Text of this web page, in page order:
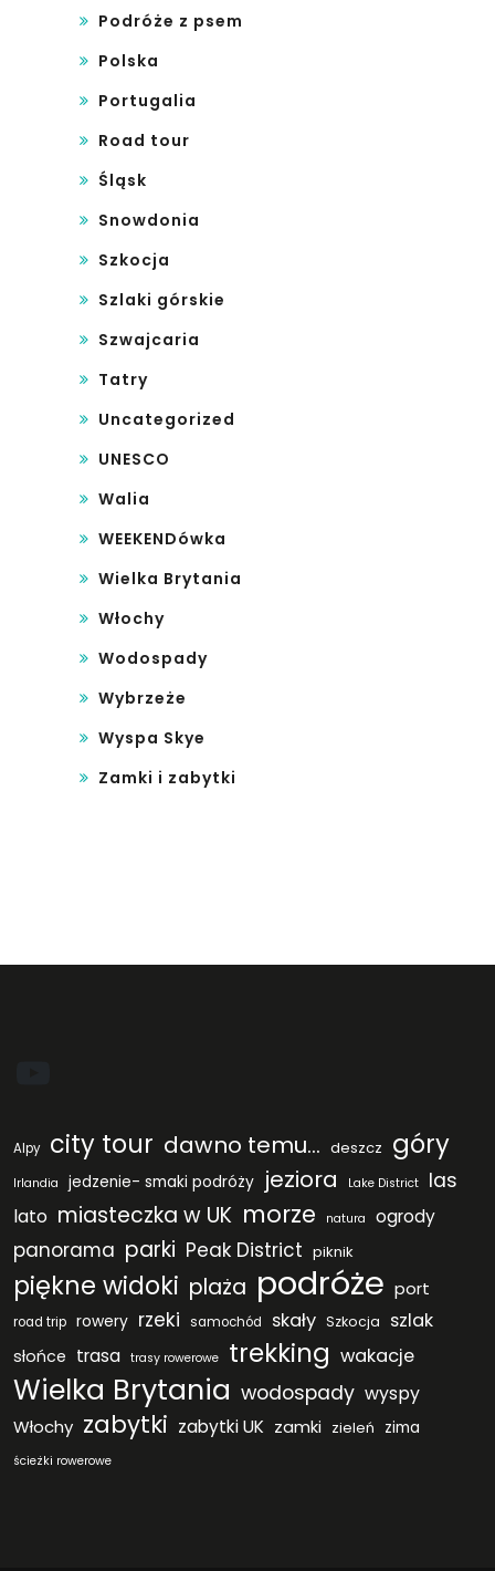
Podróże z psem
Polska
Portugalia
Road tour
Śląsk
Snowdonia
Szkocja
Szlaki górskie
Szwajcaria
Tatry
Uncategorized
UNESCO
Walia
WEEKENDówka
Wielka Brytania
Włochy
Wodospady
Wybrzeże
Wyspa Skye
Zamki i zabytki
Alpy city tour dawno temu... deszcz góry
Irlandia jedzenie- smaki podróży jeziora Lake District las
lato miasteczka w UK morze natura ogrody
panorama parki Peak District piknik
piękne widoki plaża podróże port
road trip rowery rzeki samochód skały Szkocja szlak
słońce trasa trasy rowerowe trekking wakacje
Wielka Brytania wodospady wyspy
Włochy zabytki zabytki UK zamki zieleń zima
ścieżki rowerowe